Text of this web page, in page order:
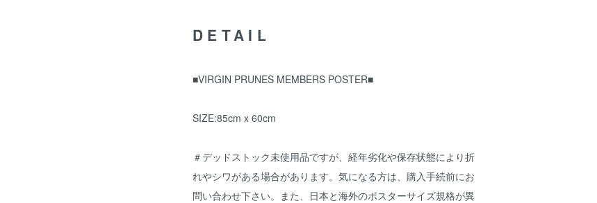
DETAIL
■VIRGIN PRUNES MEMBERS POSTER■
SIZE:85cm x 60cm
＃デッドストック未使用品ですが、経年劣化や保存状態により折
れやシワがある場合があります。気になる方は、購入手続前にお
問い合わせ下さい。また、日本と海外のポスターサイズ規格が異